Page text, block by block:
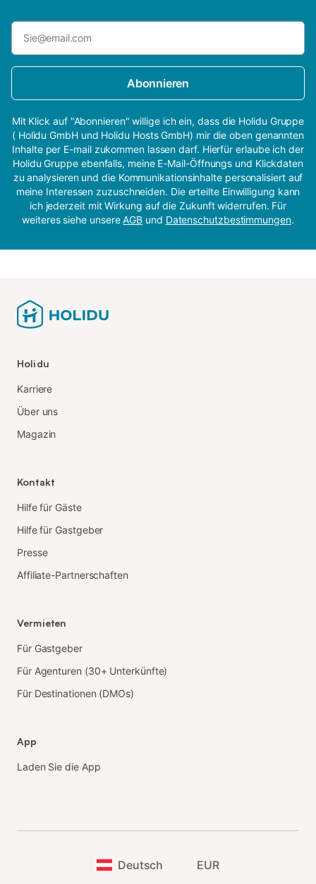
Abonnieren
Mit Klick auf "Abonnieren" willige ich ein, dass die Holidu Gruppe
( Holidu GmbH und Holidu Hosts GmbH) mir die oben genannten
Inhalte per E-mail zukommen lassen darf. Hierfür erlaube ich der
Holidu Gruppe ebenfalls, meine E-Mail-Öffnungs und Klickdaten
zu analysieren und die Kommunikationsinhalte personalisiert auf
meine Interessen zuzuschneiden. Die erteilte Einwilligung kann
ich jederzeit mit Wirkung auf die Zukunft widerrufen. Für
weiteres siehe unsereAGB und Datenschutzbestimmungen.
Holidu
Karriere
Über uns
Magazin
Kontakt
Hilfe für Gäste
Hilfe für Gastgeber
Presse
Affiliate-Partnerschaften
Vermieten
Für Gastgeber
Für Agenturen (30+ Unterkünfte)
Für Destinationen (DMOs)
App
Laden Sie die App
Deutsch EUR